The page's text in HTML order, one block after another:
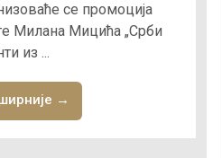
се промоција
Милана Мицића „Срби
из ...
→